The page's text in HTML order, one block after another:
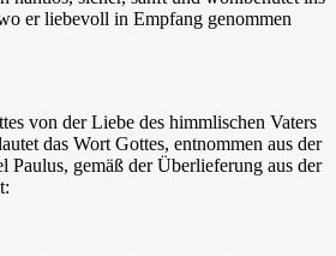
er liebevoll in Empfang genommen
von der Liebe des himmlischen Vaters
das Wort Gottes, entnommen aus der
Paulus, gemäß der Überlieferung aus der